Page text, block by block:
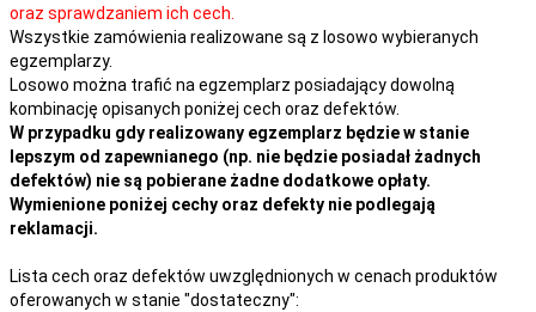
oraz sprawdzaniem ich cech.
Wszystkie zamówienia realizowane są z losowo wybieranych
egzemplarzy.
Losowo można trafić na egzemplarz posiadający dowolną
kombinację opisanych poniżej cech oraz defektów.
W przypadku gdy realizowany egzemplarz będzie w stanie
lepszym od zapewnianego (np. nie będzie posiadał żadnych
defektów) nie są pobierane żadne dodatkowe opłaty.
Wymienione poniżej cechy oraz defekty nie podlegają
reklamacji.
Lista cech oraz defektów uwzględnionych w cenach produktów
oferowanych w stanie "dostateczny":